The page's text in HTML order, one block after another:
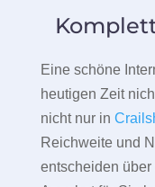
Eine schöne
heutigen Zeit
nicht nur in
Reichweite und
entscheiden